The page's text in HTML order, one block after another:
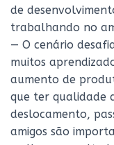
de
trabalhando no
— O cenário
muitos
aumento de
que ter qualidade
deslocamento,
amigos são